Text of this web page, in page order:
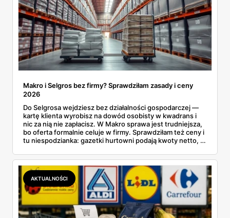
Makro i Selgros bez firmy? Sprawdziłam zasady i ceny
2026
Do Selgrosa wejdziesz bez działalności gospodarczej —
kartę klienta wyrobisz na dowód osobisty w kwadrans i
nic za nią nie zapłacisz. W Makro sprawa jest trudniejsza,
bo oferta formalnie celuje w firmy. Sprawdziłam też ceny i
tu niespodzianka: gazetki hurtowni podają kwoty netto, a
zawsze wygrywa — ta sama kawa ziarnista kosztuje w
Makro ponad dwa razy więcej niż w weekendowej
promocji dyskontu.
AKTUALNOŚCI